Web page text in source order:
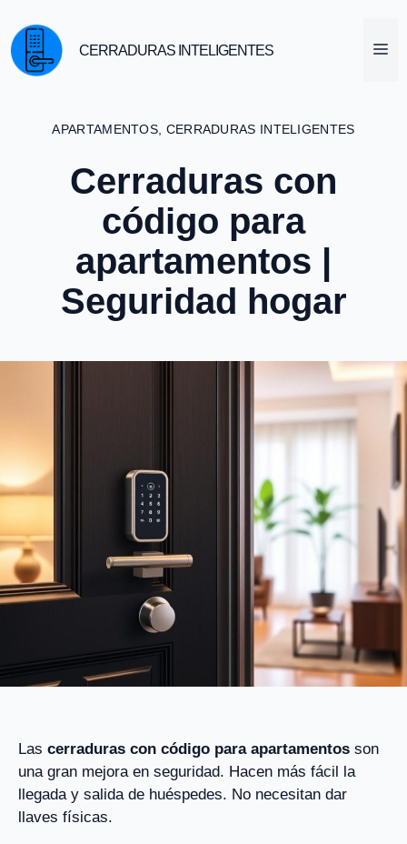
contenido
CERRADURAS INTELIGENTES
APARTAMENTOS CERRADURAS INTELIGENTES
Cerraduras con
código para
apartamentos |
Seguridad hogar
Las cerraduras con código para apartamentos son
una gran mejora en seguridad. Hacen más fácil la
llegada y salida de huéspedes. No necesitan dar
llaves físicas.